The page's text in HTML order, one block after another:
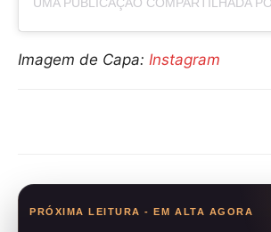
Imagem de Capa: Instagram
PRÓXIMA LEITURA - EM ALTA AGORA